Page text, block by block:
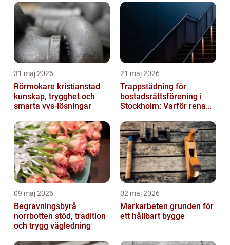
31 maj 2026
Rörmokare kristianstad
kunskap, trygghet och
smarta vvs-lösningar
21 maj 2026
Trappstädning för
bostadsrättsförening i
Stockholm: Varför rena
skillnad än du t...
09 maj 2026
Begravningsbyrå
norrbotten stöd, tradition
och trygg vägledning
02 maj 2026
Markarbeten grunden för
ett hållbart bygge